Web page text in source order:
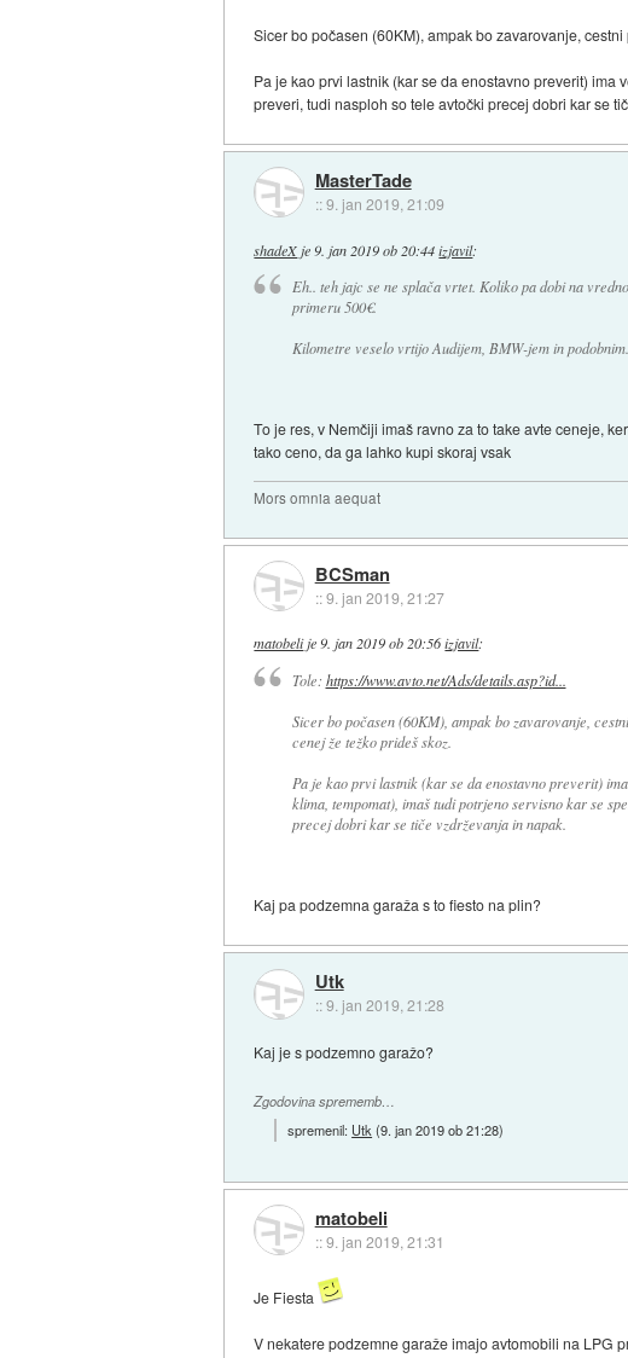
Sicer bo počasen (60KM), ampak bo zavarovanje,
Pa je kao prvi lastnik (kar se da enostavno preverit)
preveri, tudi nasploh so tele avtočki precej dobri kar se
MasterTade
::9. jan 2019, 21:09
shadeX je 9. jan 2019 ob 20:44 izjavil:
Eh.. teh jajc se ne splača vrtet. Koliko pa dobi na
primeru 500€.
Kilometre veselo vrtijo Audijem, BMW-jem in podobnim.
To je res, v Nemčiji imaš ravno za to take avte ceneje,
tako ceno, da ga lahko kupi skoraj vsak
Mors omnia aequat
BCSman
::9. jan 2019, 21:27
matobelije9. jan 2019 ob 20:56 izjavil:
Tole: https://www.avto.net/Ads/details.asp?id...
Sicer bo počasen (60KM), ampak bo zavarovanje,
cenej že težko prideš skoz.
Pa je kao prvi lastnik (kar se da enostavno preverit)
klima, tempomat), imaš tudi potrjeno servisno kar se
precej dobri kar se tiče vzdrževanja in napak.
Kaj pa podzemna garaža s to fiesto na plin?
Utk
::9. jan 2019, 21:28
Kaj je s podzemno garažo?
Zgodovina sprememb…
spremenil: Utk (9. jan 2019 ob 21:28)
matobeli
::9. jan 2019, 21:31
Je Fiesta
V nekatere podzemne garaže imajo avtomobili na LPG